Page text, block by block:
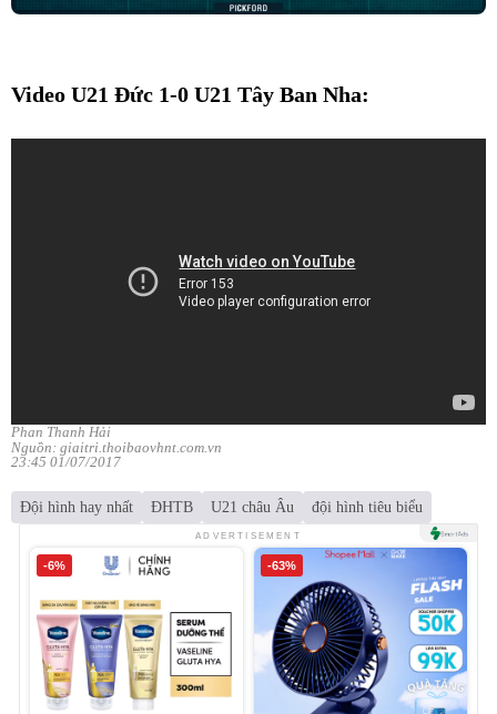
Video U21 Đức 1-0 U21 Tây Ban Nha:
Phan Thanh Hải
Nguồn: giaitri.thoibaovhnt.com.vn
23:45 01/07/2017
Đội hình hay nhất ĐHTB U21 châu Âu đội hình tiêu biểu
ADVERTISEMENT
-6% -63%